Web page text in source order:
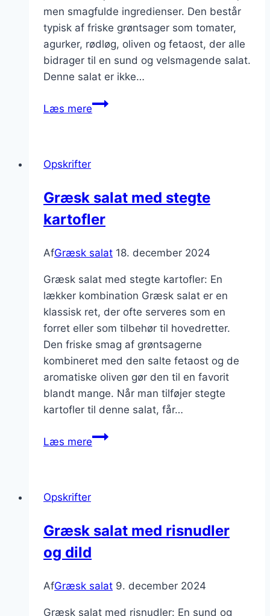
men smagfulde ingredienser. Den består
typisk af friske grøntsager som tomater,
agurker, rødløg, oliven og fetaost, der alle
bidrager til en sund og velsmagende salat.
Denne salat er ikke…
Læs mereGræsk
Opskrifter
Græsk salat med stegte
kartofler
AfGræsk salat 18. december 2024
Græsk salat med stegte kartofler: En
lækker kombination Græsk salat er en
klassisk ret, der ofte serveres som en
forret eller som tilbehør til hovedretter.
Den friske smag af grøntsagerne
kombineret med den salte fetaost og de
aromatiske oliven gør den til en favorit
blandt mange. Når man tilføjer stegte
kartofler til denne salat, får…
Læs mereGræsk
Opskrifter
Græsk salat med risnudler
og dild
AfGræsk salat 9. december 2024
Græsk salat med risnudler: En sund og